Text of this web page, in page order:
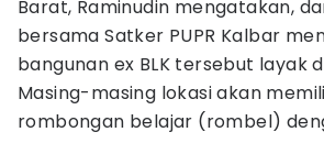
Barat, Raminudin mengatakan,
bersama Satker PUPR Kalbar
bangunan ex BLK tersebut layak
Masing-masing lokasi akan
rombongan belajar (rombel)